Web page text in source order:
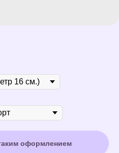
оформлением